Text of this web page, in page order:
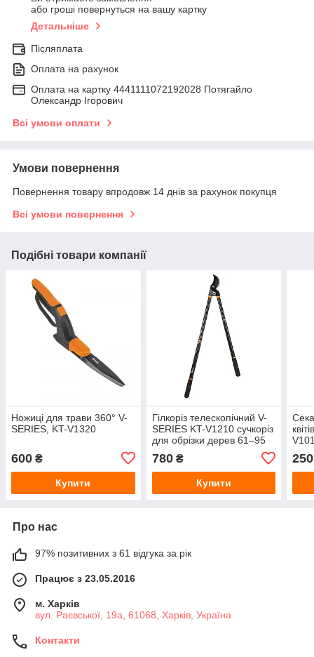
або гроші повернуться на вашу картку
Детальніше
Післяплата
Оплата на рахунок
Оплата на картку 4441111072192028 Потягайло
Олександр Ігорович
Всі умови оплати
Умови повернення
Повернення товару впродовж 14 днів за рахунок покупця
Всі умови повернення
Подібні товари компанії
Ножиці для трави 360° V-
SERIES, KT-V1320
600 ₴
Купити
Гілкоріз телескопічний V-
SERIES KT-V1210 сучкоріз
для обрізки дерев 61–95
780₴
Купити
250
Про нас
97% позитивних з 61 відгука за рік
Працює з 23.05.2016
м. Харків
вул. Раєвської, 19а, 61068, Харків, Україна
Контакти